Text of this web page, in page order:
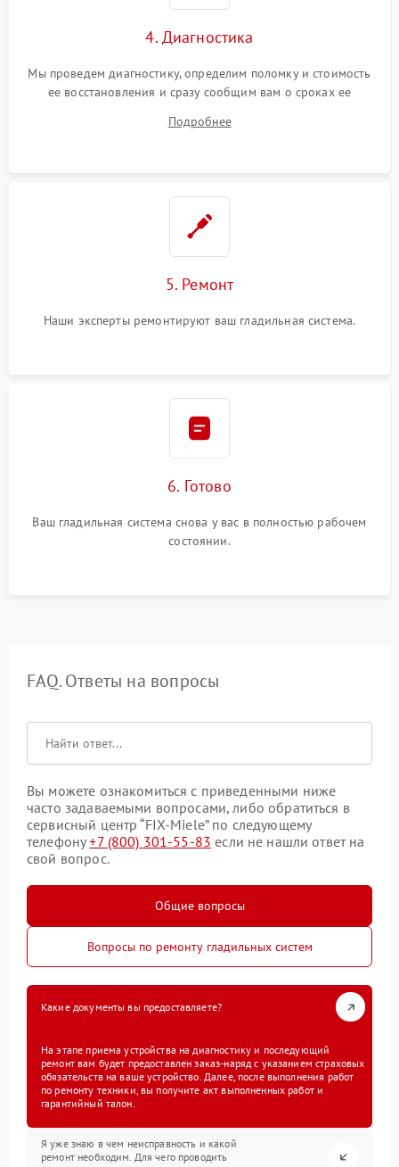
4. Диагностика
Мы проведем диагностику, определим поломку и стоимость
ее восстановления и сразу сообщим вам о сроках ее
Подробнее
5. Ремонт
Наши эксперты ремонтируют ваш гладильная система.
6. Готово
Ваш гладильная система снова у вас в полностью рабочем
состоянии.
FAQ. Ответы на вопросы
Вы можете ознакомиться с приведенными ниже
часто задаваемыми вопросами, либо обратиться в
сервисный центр “FIX-Miele” по следующему
телефону+7 (800) 301-55-83 если не нашли ответ на
свой вопрос.
Общие вопросы
Вопросы по ремонту гладильных систем
Какие документы вы предоставляете?
На этапе приема устройства на диагностику и последующий
ремонт вам будет предоставлен заказ-наряд с указанием страховых
обязательств на ваше устройство. Далее, после выполнения работ
по ремонту техники, вы получите акт выполненных работ и
гарантийный талон.
Я уже знаю в чем неисправность и какой
ремонт необходим. Для чего проводить